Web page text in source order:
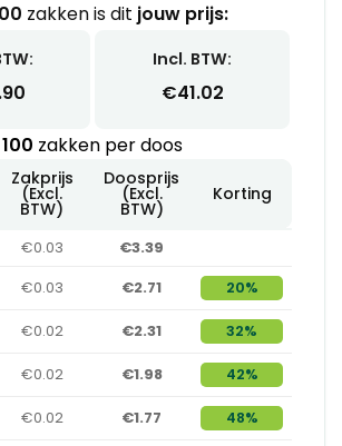
zakken is dit jouw prijs:
Incl. BTW:
€41.02
100 zakken per doos
Zakprijs
(Excl.
BTW)
Doosprijs
(Excl.
BTW)
Korting
€0.03
€3.39
€0.03 €2.71 20%
€0.02 €2.31 32%
€0.02 €1.98 42%
€0.02 €1.77 48%